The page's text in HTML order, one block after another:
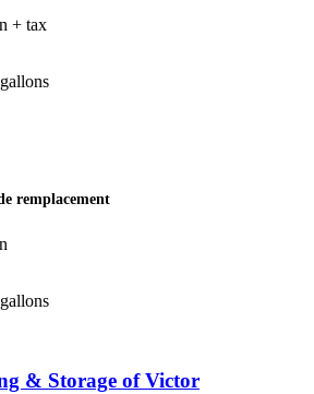
+ tax
remplacement
& Storage of Victor